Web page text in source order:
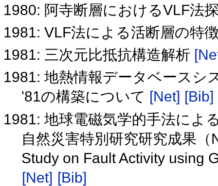
1980: 阿寺断層におけるVLF法
1981: VLF法による活断層の特
1981: 三次元比抵抗構造解析
1981: 地熱情報データベースシ
'81の構築について [Net] [Bib]
1981: 地球電磁気学的手法によ
自然災害特別研究研究成果（
Study on Fault Activity using
[Net] [Bib]